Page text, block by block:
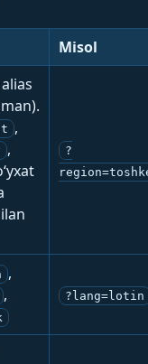
Misol
,
,
?
,
, ?lang=lotin